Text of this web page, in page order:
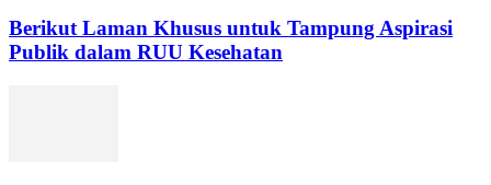
Berikut Laman Khusus untuk Tampung Aspirasi
Publik dalam RUU Kesehatan